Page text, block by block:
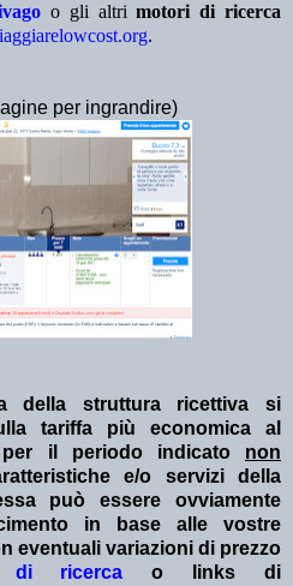
o gli altrimotori di ricerca
.
per ingrandire)
della struttura ricettiva si
tariffa più economica al
per il periodo indicato non
e/o servizi della
può essere ovviamente
in base alle vostre
eventuali variazioni di prezzo
di ricerca o links di